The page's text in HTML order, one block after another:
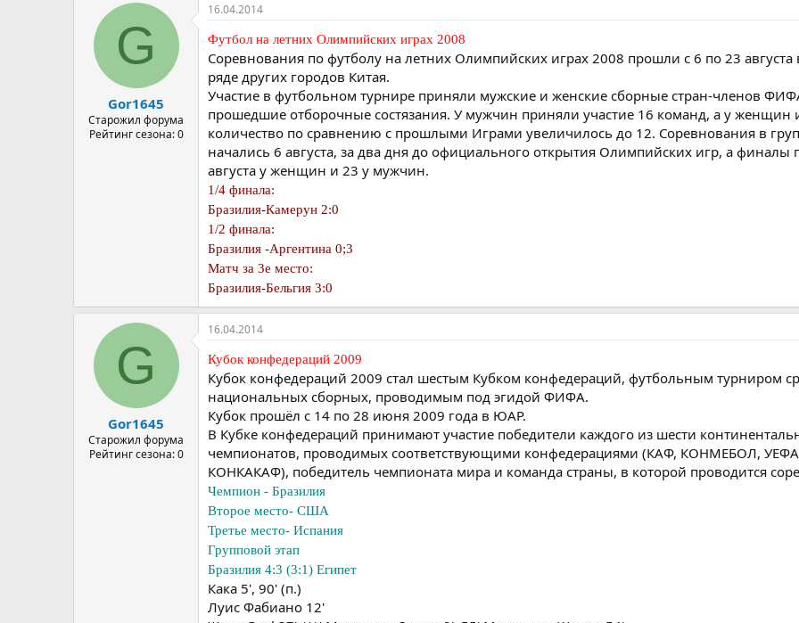
G
Gor1645
Старожил форума
Рейтинг сезона: 0
16.04.2014
Футбол на летних Олимпийских играх 2008
Соревнования по футболу на летних Олимпийских играх 2008 прошли с 6 по 23 августа
ряде других городов Китая.
Участие в футбольном турнире приняли мужские и женские сборные стран-членов
прошедшие отборочные состязания. У мужчин приняли участие 16 команд, а у женщин
количество по сравнению с прошлыми Играми увеличилось до 12. Соревнования в
начались 6 августа, за два дня до официального открытия Олимпийских игр, а финалы
августа у женщин и 23 у мужчин.
1/4 финала:
Бразилия-Камерун 2:0
1/2 финала:
Бразилия -Аргентина 0;3
Матч за 3е место:
Бразилия-Бельгия 3:0
G
Gor1645
Старожил форума
Рейтинг сезона: 0
16.04.2014
Кубок конфедераций 2009
Кубок конфедераций 2009 стал шестым Кубком конфедераций, футбольным турниром
национальных сборных, проводимым под эгидой ФИФА.
Кубок прошёл с 14 по 28 июня 2009 года в ЮАР.
В Кубке конфедераций принимают участие победители каждого из шести
чемпионатов, проводимых соответствующими конфедерациями (КАФ, КОНМЕБОЛ,
КОНКАКАФ), победитель чемпионата мира и команда страны, в которой проводится
Чемпион - Бразилия
Второе место- США
Третье место- Испания
Групповой этап
Бразилия 4:3 (3:1) Египет
Кака 5', 90' (п.)
Луис Фабиано 12'